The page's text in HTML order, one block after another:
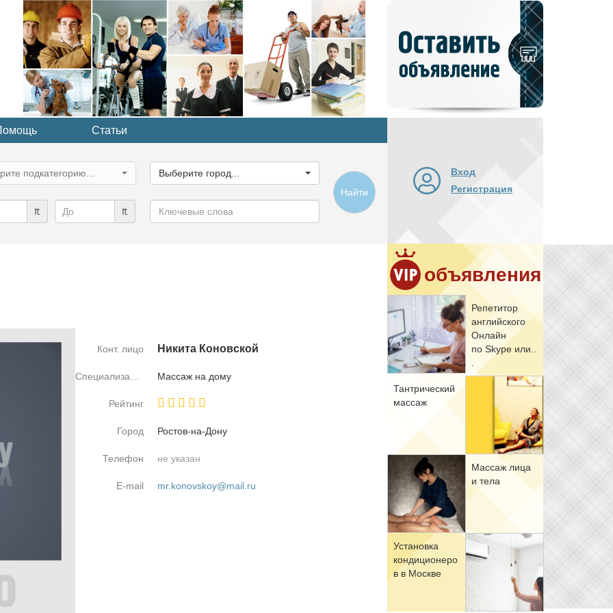
объявление
Статьи
подкатегорию...
город...
Выберите город...
₶ ₶
Ключевые
слова
Найти
Вход
Регистрация
объявления
Ре­пе­ти­тор
ан­глий­ско­го
Он­лайн
по Skype или..
Тан­три­че­ский
мас­саж
Мас­саж ли­ца
и те­ла
Уста­нов­ка
кон­ди­ци­о­не­ро
в в Москве
Конт. лицо Ни­ки­та Ко­нов­ской
Мас­саж на до­му
Рейтинг
Город Ро­стов-на-До­ну
Телефон не указан
E-mail mr.konovskoy@mail.ru